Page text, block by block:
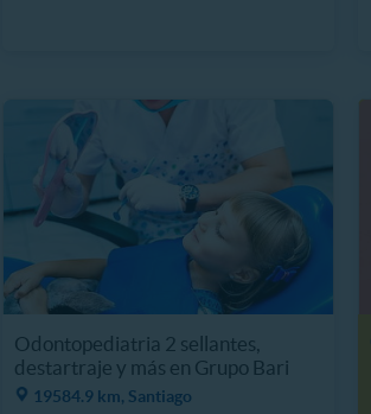
Odontopediatria 2 sellantes,
destartraje y más en Grupo Bari
19584.9 km, Santiago